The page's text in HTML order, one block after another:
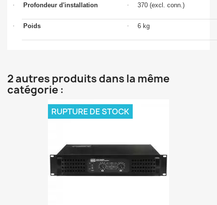
· Profondeur d'installation · 370 (excl. conn.)
· Poids · 6 kg
2 autres produits dans la même
catégorie :
RUPTURE DE STOCK